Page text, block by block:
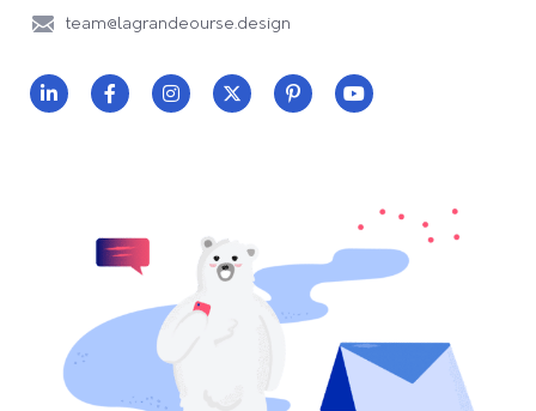
team@lagrandeourse.design